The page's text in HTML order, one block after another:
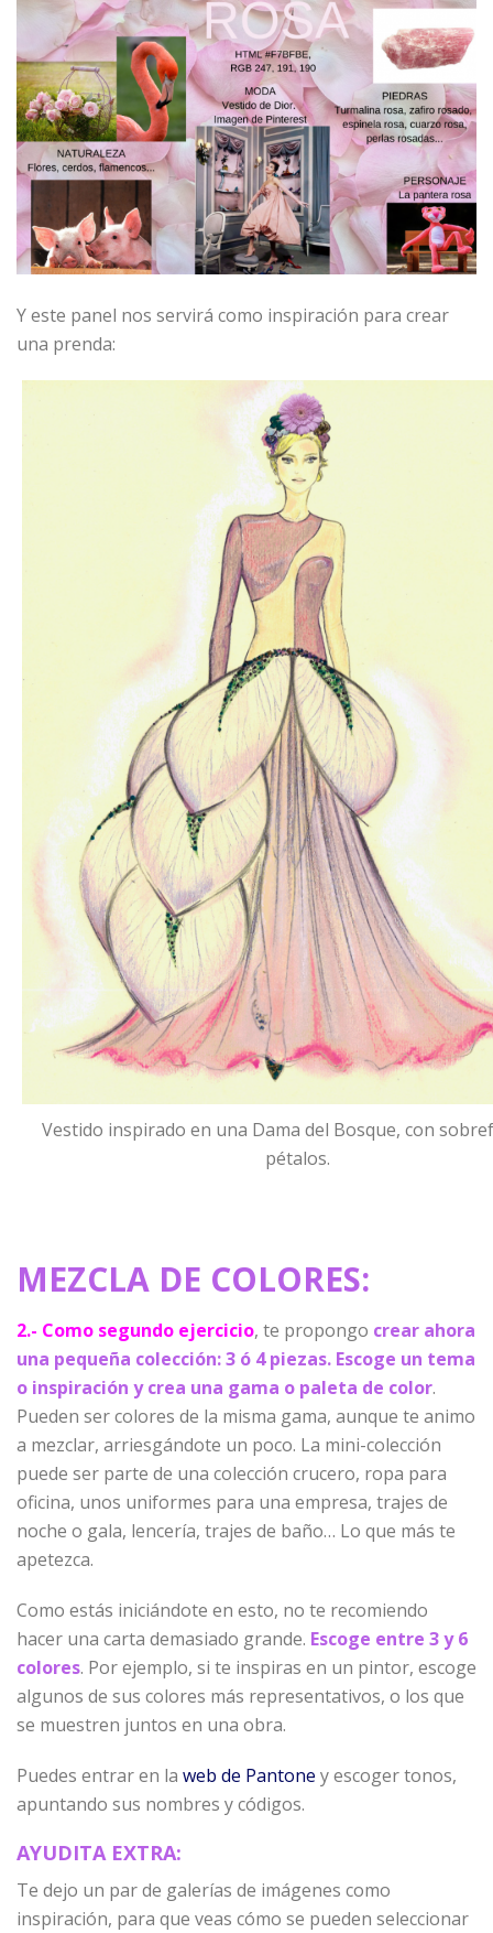
Y este panel nos servirá como inspiración para crear
una prenda:
Vestido inspirado en una Dama del Bosque, con
pétalos.
MEZCLA DE COLORES:
2.- Como segundo ejercicio, te propongo crear ahora
una pequeña colección: 3 ó 4 piezas. Escoge un tema
o inspiración y crea una gama o paleta de color.
Pueden ser colores de la misma gama, aunque te animo
a mezclar, arriesgándote un poco. La mini-colección
puede ser parte de una colección crucero, ropa para
oficina, unos uniformes para una empresa, trajes de
noche o gala, lencería, trajes de baño… Lo que más te
apetezca.
Como estás iniciándote en esto, no te recomiendo
hacer una carta demasiado grande. Escoge entre 3 y 6
colores. Por ejemplo, si te inspiras en un pintor, escoge
algunos de sus colores más representativos, o los que
se muestren juntos en una obra.
Puedes entrar en la web de Pantone y escoger tonos,
apuntando sus nombres y códigos.
AYUDITA EXTRA:
Te dejo un par de galerías de imágenes como
inspiración, para que veas cómo se pueden seleccionar